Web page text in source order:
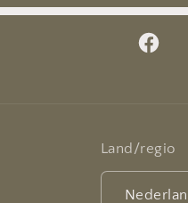
Land/regio